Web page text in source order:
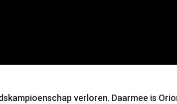
verloren. Daarmee is